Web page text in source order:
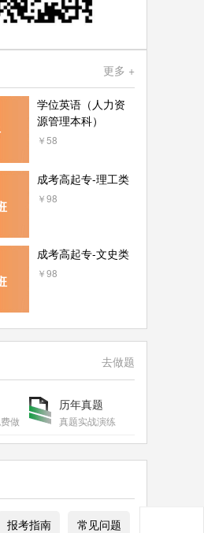
更多 +
学位英语（人力资
源管理本科）
￥58
成考高起专-理工类
￥98
成考高起专-文史类
￥98
去做题
做
历年真题
真题实战演练
报考指南 常见问题